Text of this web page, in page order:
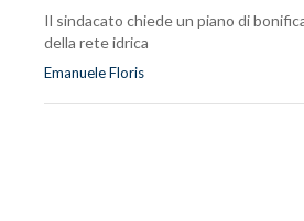
Il sindacato chiede un piano di
della rete idrica
Emanuele Floris